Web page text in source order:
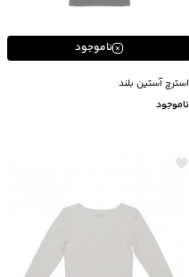
ناموجود
استرچ آستین بلند
ناموجود